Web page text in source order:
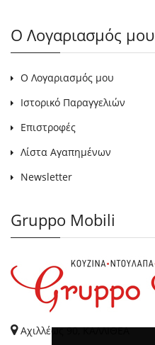
Ο Λογαριασμός μου
Ο Λογαριασμός μου
Ιστορικό Παραγγελιών
Επιστροφές
Λίστα Αγαπημένων
Newsletter
Gruppo Mobili
Αχιλλέως 90, ΚΑΛΛΙΘΕΑ